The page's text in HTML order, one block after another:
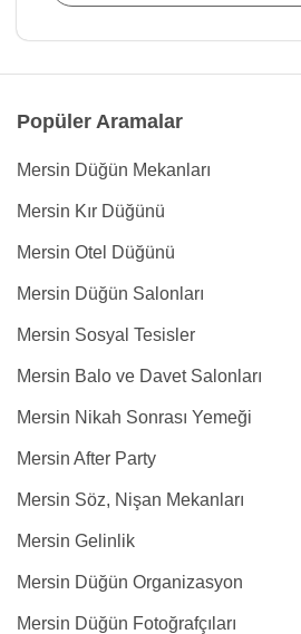
Popüler Aramalar
Mersin Düğün Mekanları
Mersin Kır Düğünü
Mersin Otel Düğünü
Mersin Düğün Salonları
Mersin Sosyal Tesisler
Mersin Balo ve Davet Salonları
Mersin Nikah Sonrası Yemeği
Mersin After Party
Mersin Söz, Nişan Mekanları
Mersin Gelinlik
Mersin Düğün Organizasyon
Mersin Düğün Fotoğrafçıları